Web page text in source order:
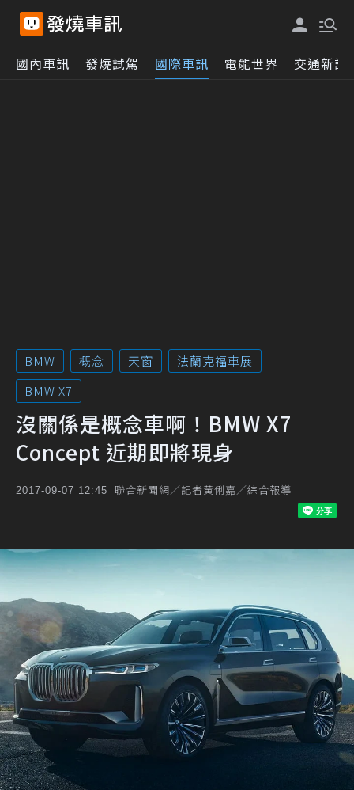
國內車訊 發燒試駕 國際車訊 電能世界 交通新訊
BMW 概念 天窗
法蘭克福車展
BMW X7
沒關係是概念車啊！BMW X7
Concept 近期即將現身
2017-09-07 12:45 聯合新聞網／記者黃俐嘉／綜合報導